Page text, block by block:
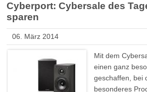
Cyberport: Cybersale des
sparen
06. März 2014
Mit dem
einen ganz
geschaffen, bei
besonderes